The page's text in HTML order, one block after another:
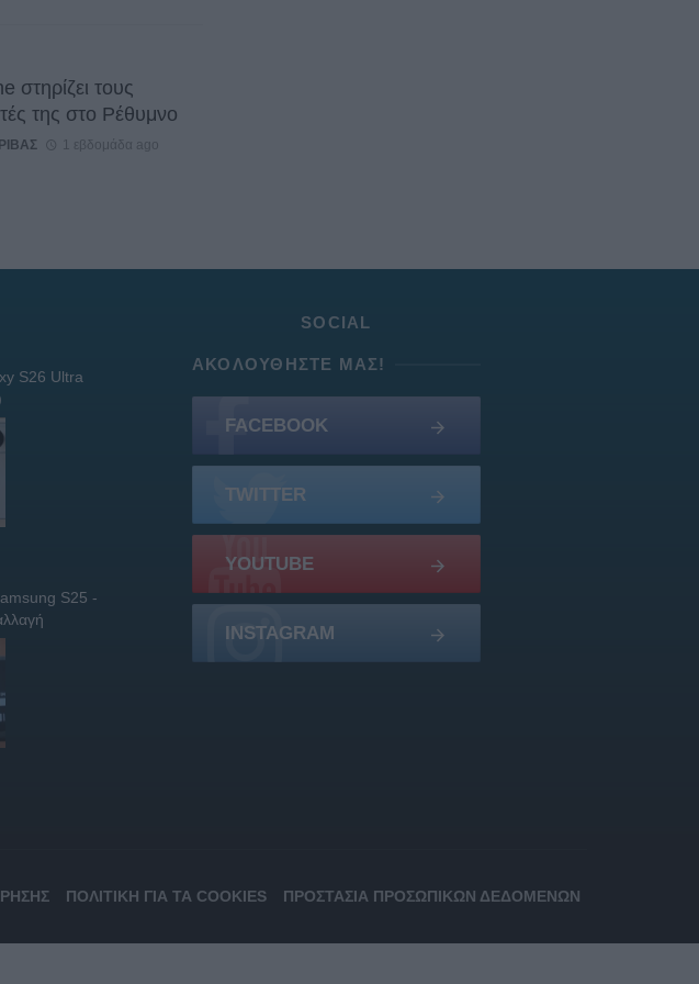
στηρίζει τους
της στο Ρέθυμνο
1 εβδομάδα ago
S26 Ultra
S25 -
SOCIAL
ΑΚΟΛΟΥΘΉΣΤΕ ΜΑΣ!
FACEBOOK
TWITTER
YOUTUBE
INSTAGRAM
ΠΟΛΙΤΙΚΉ ΓΙΑ ΤΑ COOKIES ΠΡΟΣΤΑΣΊΑ ΠΡΟΣΩΠΙΚΏΝ ΔΕΔΟΜΈΝΩΝ